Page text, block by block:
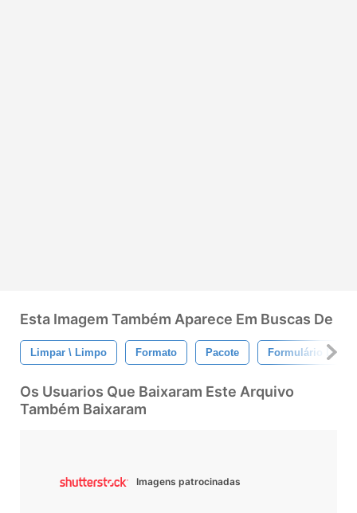
Esta Imagem Também Aparece Em Buscas De
Limpar \ Limpo Formato Pacote Formulário De
Os Usuarios Que Baixaram Este Arquivo
Também Baixaram
Imagens patrocinadas